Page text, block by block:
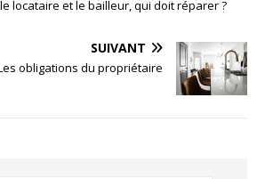
locataire et le bailleur, qui doit réparer ?
SUIVANT
obligations du propriétaire